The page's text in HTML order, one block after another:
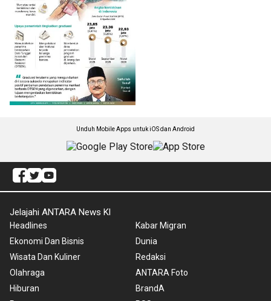
Unduh Mobile Apps untuk iOS dan Android
Jelajahi ANTARA News Kl
Headlines
Ekonomi Dan Bisnis
Wisata Dan Kuliner
Olahraga
Hiburan
Kabar Migran
Dunia
Redaksi
ANTARA Foto
BrandA